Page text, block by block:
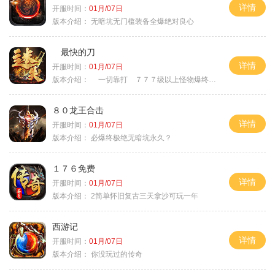
开服时间： 01月/07日
版本介绍： 无暗坑无门槛装备全爆绝对良心
详情
最快的刀
开服时间： 01月/07日
版本介绍：
一切靠打 ７７７级以上怪物爆终极
详情
８０龙王合击
开服时间： 01月/07日
版本介绍：
必爆终极绝无暗坑永久？
详情
１７６免费
开服时间： 01月/07日
版本介绍： 2简单怀旧复古三天拿沙可玩一年
详情
西游记
开服时间： 01月/07日
版本介绍： 你没玩过的传奇
详情